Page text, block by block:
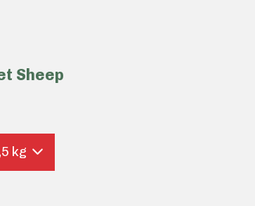
Sheep
3,5 kg